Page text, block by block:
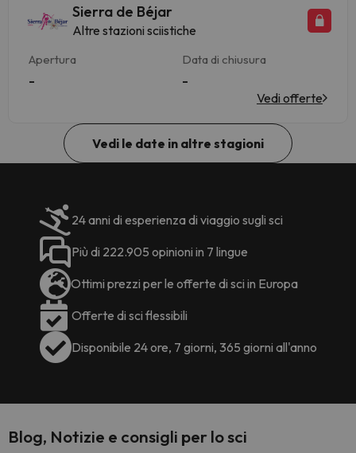
Sierra de Béjar
Altre stazioni sciistiche
Apertura
-
Data di chiusura
-
Vedi offerte
Vedi le date in altre stagioni
24 anni di esperienza di viaggio sugli sci
Più di 222.905 opinioni in 7 lingue
Ottimi prezzi per le offerte di sci in Europa
Offerte di sci flessibili
Disponibile 24 ore, 7 giorni, 365 giorni all'anno
Blog, Notizie e consigli per lo sci